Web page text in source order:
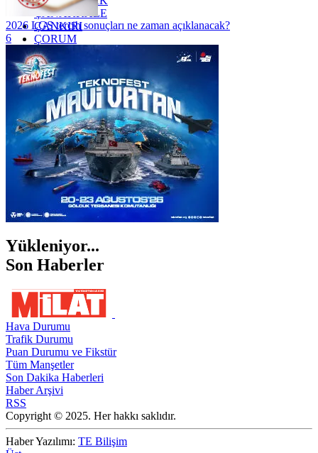
ÇANAKKALE
ÇANKIRI
ÇORUM
İSTANBUL
İZMİR
ŞANLIURFA
ŞIRNAK
2026 LGS tercih sonuçları ne zaman açıklanacak?
6
Yükleniyor...
Son Haberler
Hava Durumu
Trafik Durumu
Puan Durumu ve Fikstür
Tüm Manşetler
Son Dakika Haberleri
Haber Arşivi
RSS
Copyright © 2025. Her hakkı saklıdır.
Haber Yazılımı: TE Bilişim